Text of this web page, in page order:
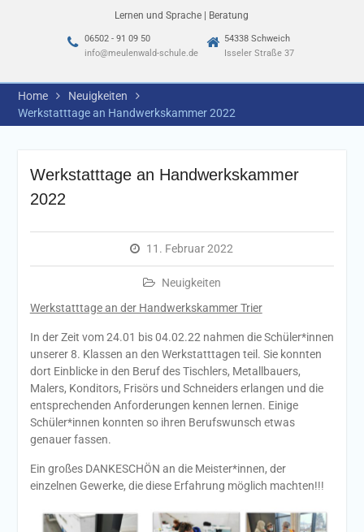
Lernen und Sprache | Beratung
06502 - 91 09 50
info@meulenwald-schule.de
54338 Schweich
Isseler Straße 37
Home
Neuigkeiten
Werkstatttage an Handwerkskammer 2022
Werkstatttage an Handwerkskammer
2022
11. Februar 2022
Neuigkeiten
Werkstatttage an der Handwerkskammer Trier
In der Zeit vom 24.01 bis 04.02.22 nahmen die Schüler*innen
unserer 8. Klassen an den Werkstatttagen teil. Sie konnten
dort Einblicke in den Beruf des Tischlers, Metallbauers,
Malers, Konditors, Frisörs und Schneiders erlangen und die
entsprechenden Anforderungen kennen lernen. Einige
Schüler*innen konnten so ihren Berufswunsch etwas
genauer fassen.
Ein großes DANKESCHÖN an die Meister*innen, der
einzelnen Gewerke, die diese Erfahrung möglich machten!!!